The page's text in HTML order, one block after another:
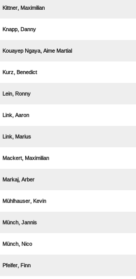
 
 
   
 
 
 
 
 
 
 
 
 
 